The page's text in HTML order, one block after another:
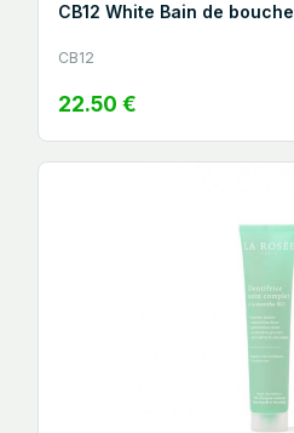
CB12 White Bain de bouche
CB12
22.50 €